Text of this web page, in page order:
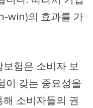
win)의 효과를 가
험은 소비자 보
이 갖는 중요성을
소비자들의 권